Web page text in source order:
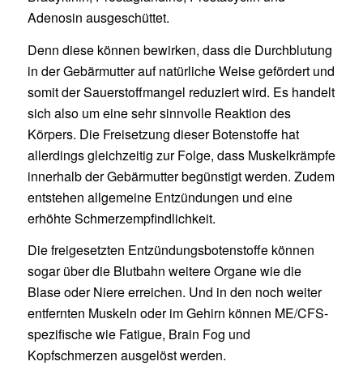
Adenosin ausgeschüttet.
Denn diese können bewirken, dass die Durchblutung
in der Gebärmutter auf natürliche Weise gefördert und
somit der Sauerstoffmangel reduziert wird. Es handelt
sich also um eine sehr sinnvolle Reaktion des
Körpers. Die Freisetzung dieser Botenstoffe hat
allerdings gleichzeitig zur Folge, dass Muskelkrämpfe
innerhalb der Gebärmutter begünstigt werden. Zudem
entstehen allgemeine Entzündungen und eine
erhöhte Schmerzempfindlichkeit.
Die freigesetzten Entzündungsbotenstoffe können
sogar über die Blutbahn weitere Organe wie die
Blase oder Niere erreichen. Und in den noch weiter
entfernten Muskeln oder im Gehirn können ME/CFS-
spezifische wie Fatigue, Brain Fog und
Kopfschmerzen ausgelöst werden.